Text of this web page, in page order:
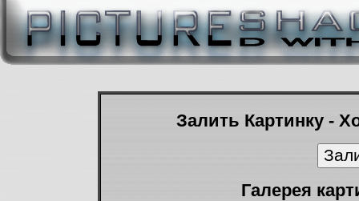
Залить Картинку -
Галерея